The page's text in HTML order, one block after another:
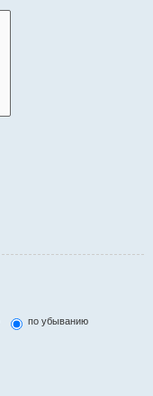
по убыванию